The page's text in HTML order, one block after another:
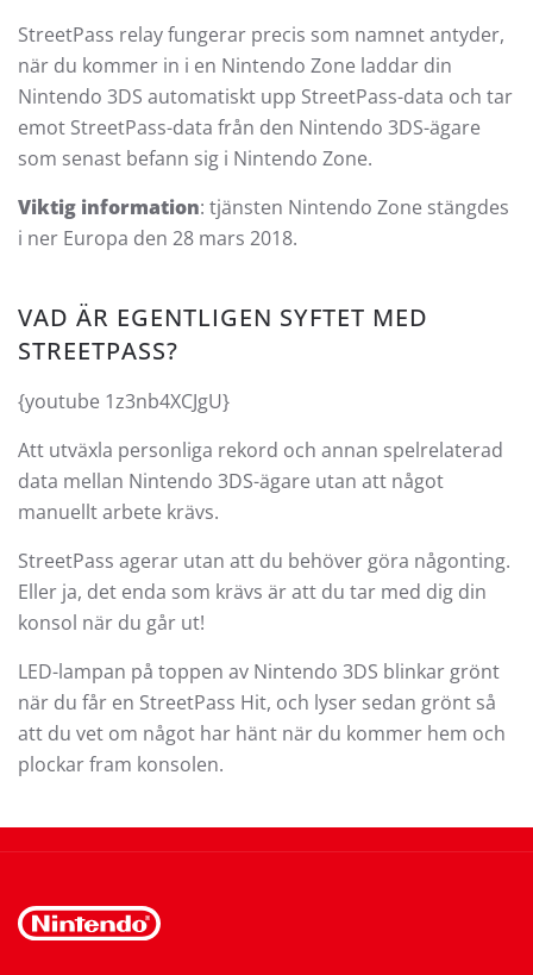
StreetPass relay fungerar precis som namnet antyder,
när du kommer in i en Nintendo Zone laddar din
Nintendo 3DS automatiskt upp StreetPass-data och tar
emot StreetPass-data från den Nintendo 3DS-ägare
som senast befann sig i Nintendo Zone.
Viktig information: tjänsten Nintendo Zone stängdes
i ner Europa den 28 mars 2018.
VAD ÄR EGENTLIGEN SYFTET MED
STREETPASS?
{youtube 1z3nb4XCJgU}
Att utväxla personliga rekord och annan spelrelaterad
data mellan Nintendo 3DS-ägare utan att något
manuellt arbete krävs.
StreetPass agerar utan att du behöver göra någonting.
Eller ja, det enda som krävs är att du tar med dig din
konsol när du går ut!
LED-lampan på toppen av Nintendo 3DS blinkar grönt
när du får en StreetPass Hit, och lyser sedan grönt så
att du vet om något har hänt när du kommer hem och
plockar fram konsolen.